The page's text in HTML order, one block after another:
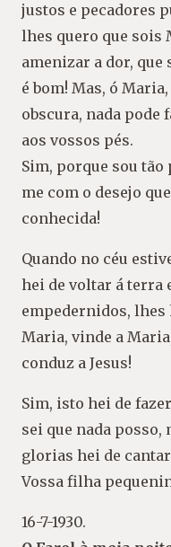
justos e pecadores
lhes quero que sois
amenizar a dor, que
é bom! Mas, ó
obscura, nada pode
aos vossos pés.
Sim, porque sou
me com o desejo
conhecida!
Quando no céu
hei de voltar á terra
empedernidos, lhes
Maria, vinde a
conduz a Jesus!
Sim, isto hei de
sei que nada posso,
glorias hei de
Vossa filha
16-7-1930.